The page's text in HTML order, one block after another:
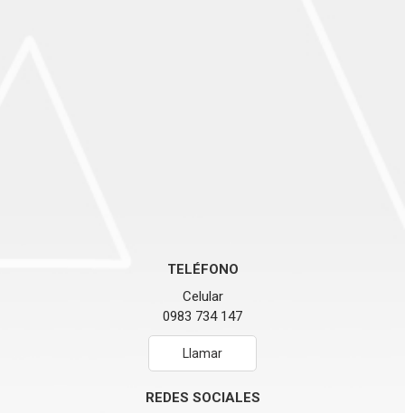
TELÉFONO
Celular
0983 734 147
Llamar
REDES SOCIALES